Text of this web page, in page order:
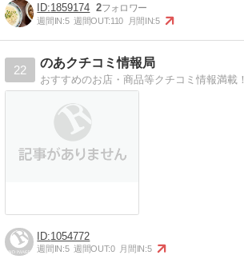
1859174 2
週間IN:5 週間OUT:110 月間IN:5
22
のあクチコミ情報局
おすすめのお店・商品等クチコミ情報満載！
1054772
週間IN:5 週間OUT:0 月間IN:5